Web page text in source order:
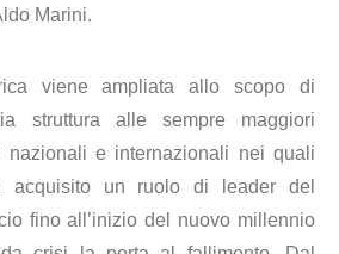
Marini.
viene ampliata allo scopo di
struttura alle sempre maggiori
nazionali e internazionali nei quali
acquisito un ruolo di leader del
fino all’inizio del nuovo millennio